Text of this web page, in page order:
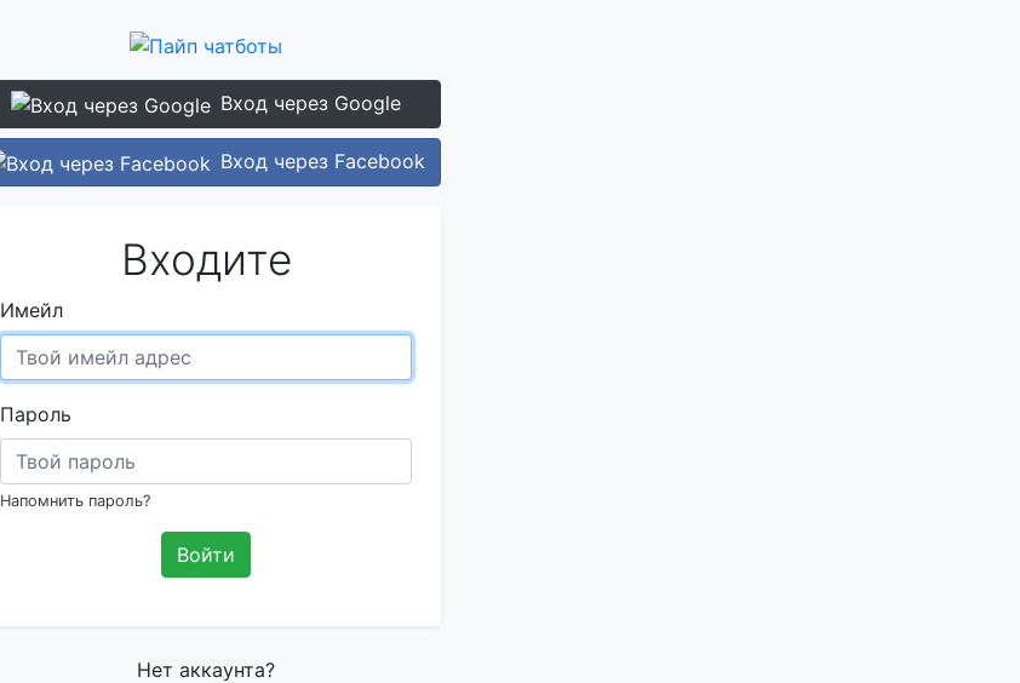
Вход через Google
Вход через Facebook
Входите
Имейл
Пароль
Напомнить пароль?
Войти
Нет аккаунта?